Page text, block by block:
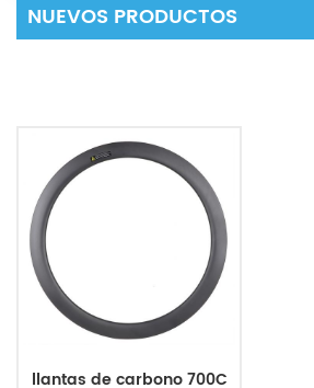
NUEVOS PRODUCTOS
llantas de carbono 700C